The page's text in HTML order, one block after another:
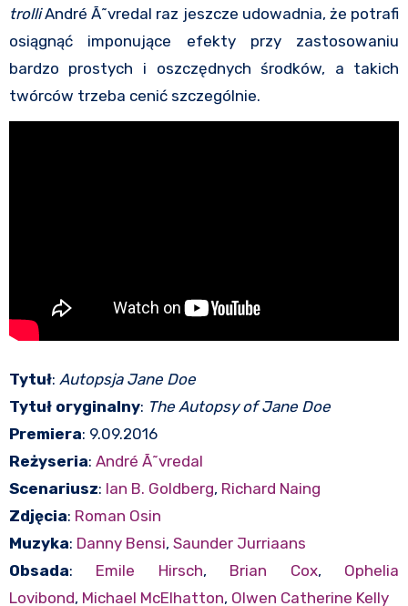
trolliAndré Ã˜vredal raz jeszcze udowadnia, że potrafi
osiągnąć imponujące efekty przy zastosowaniu
bardzo prostych i oszczędnych środków, a takich
twórców trzeba cenić szczególnie.
Tytuł: Autopsja Jane Doe
Tytuł oryginalny: The Autopsy of Jane Doe
Premiera: 9.09.2016
Reżyseria: André Ã˜vredal
Scenariusz: Ian B. Goldberg, Richard Naing
Zdjęcia: Roman Osin
Muzyka: Danny Bensi, Saunder Jurriaans
Obsada: Emile Hirsch, Brian Cox, Ophelia
Lovibond, Michael McElhatton, Olwen Catherine Kelly